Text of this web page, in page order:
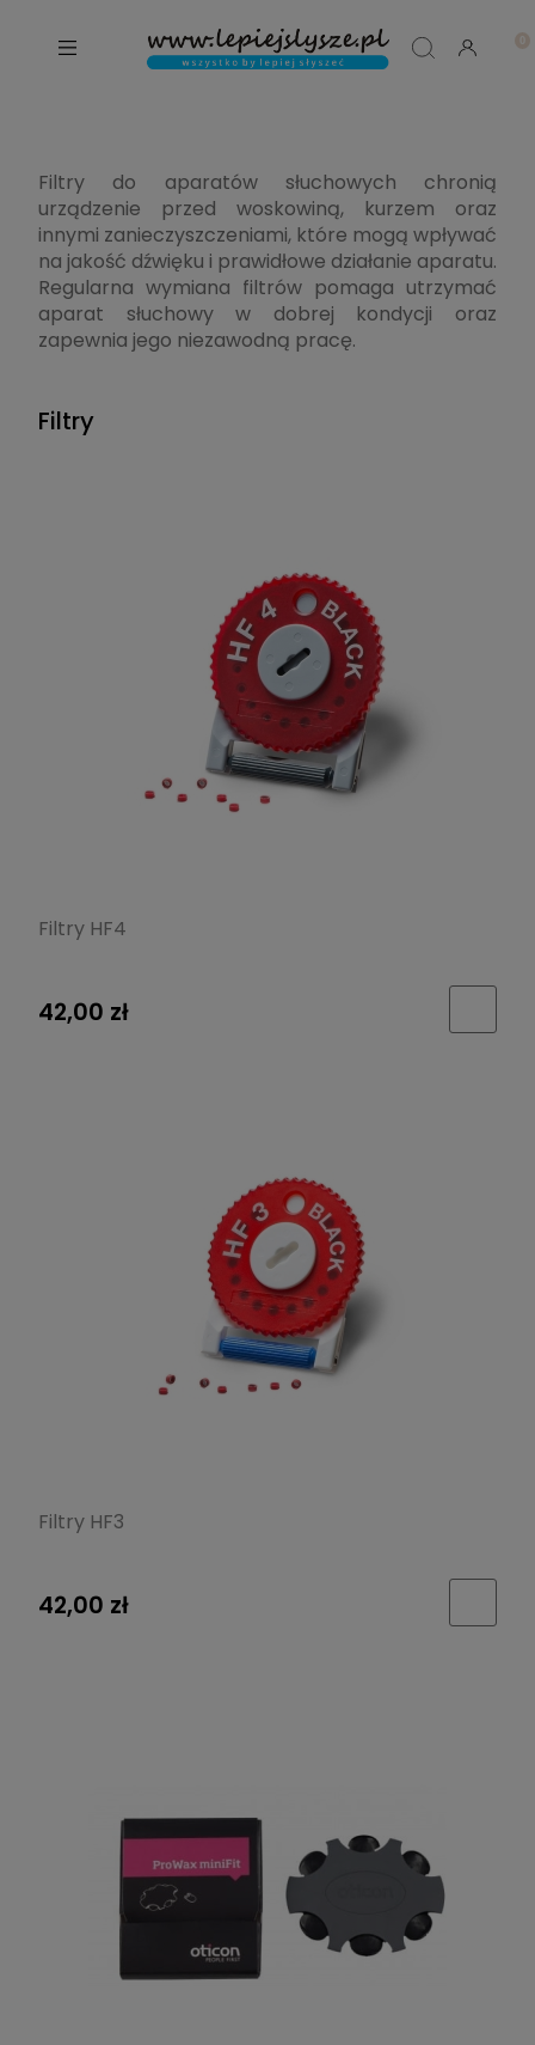
Filtry do aparatów słuchowych chronią
urządzenie przed woskowiną, kurzem oraz
innymi zanieczyszczeniami, które mogą wpływać
na jakość dźwięku i prawidłowe działanie aparatu.
Regularna wymiana filtrów pomaga utrzymać
aparat słuchowy w dobrej kondycji oraz
zapewnia jego niezawodną pracę.
Filtry
Filtry HF4
42,00 zł
Filtry HF3
42,00 zł